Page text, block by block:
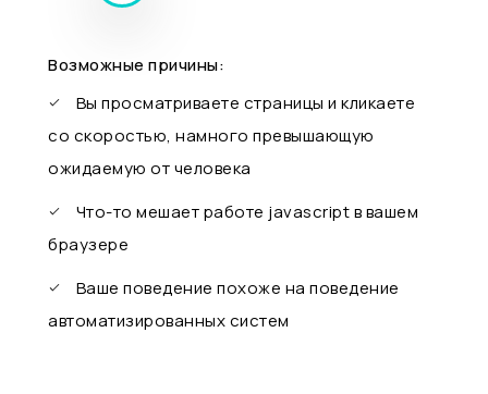
Возможные причины:
Вы просматриваете страницы и кликаете
со скоростью, намного превышающую
ожидаемую от человека
Что-то мешает работе javascript в вашем
браузере
Ваше поведение похоже на поведение
автоматизированных систем